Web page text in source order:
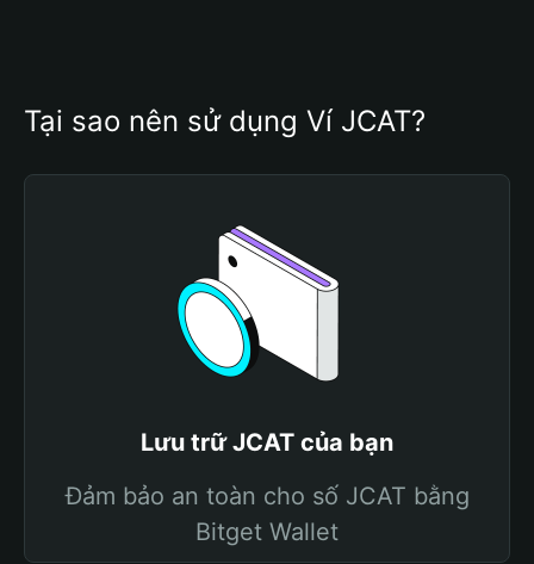
Tại sao nên sử dụng Ví JCAT?
Lưu trữ JCAT của bạn
Đảm bảo an toàn cho số JCAT bằng
Bitget Wallet